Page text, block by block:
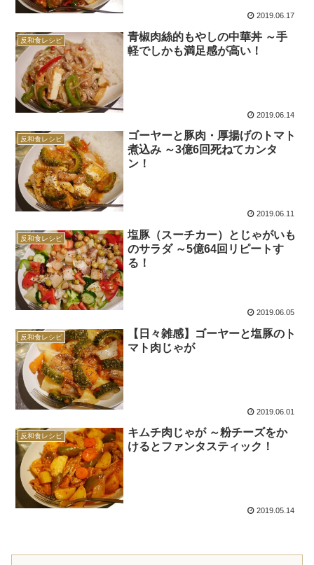
2019.06.17
反和食レシピ
青椒肉絲的もやしの中華丼 ～手
軽でしかも満足感が高い！
2019.06.14
反和食レシピ
ゴーヤーと豚肉・厚揚げのトマト
煮込み ～3億6回死ねてカンタ
ン！
2019.06.11
反和食レシピ
塩豚（スーチカー）とじゃがいも
のサラダ ～5億64回リピートす
る！
2019.06.05
反和食レシピ
【日々雑感】ゴーヤーと塩豚のト
マト肉じゃが
2019.06.01
反和食レシピ
キムチ肉じゃが ～粉チーズをか
けるとファンタスティック！
2019.05.14